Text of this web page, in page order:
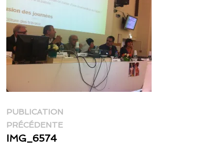
Navigation
de
l’article
PUBLICATION
PRÉCÉDENTEPublication
IMG_6574